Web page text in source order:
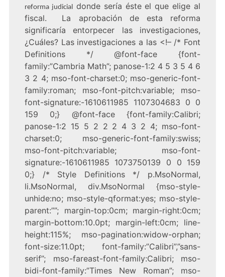
reforma judicialdonde sería éste el que elige al
fiscal. La aprobación de esta reforma
significaría entorpecer las investigaciones,
¿Cuáles? Las investigaciones a las <!– /* Font
Definitions */ @font-face {font-
family:”Cambria Math”; panose-1:2 4 5 3 5 4 6
3 2 4; mso-font-charset:0; mso-generic-font-
family:roman; mso-font-pitch:variable; mso-
font-signature:-1610611985 1107304683 0 0
159 0;} @font-face {font-family:Calibri;
panose-1:2 15 5 2 2 2 4 3 2 4; mso-font-
charset:0; mso-generic-font-family:swiss;
mso-font-pitch:variable; mso-font-
signature:-1610611985 1073750139 0 0 159
0;} /* Style Definitions */ p.MsoNormal,
li.MsoNormal, div.MsoNormal {mso-style-
unhide:no; mso-style-qformat:yes; mso-style-
parent:””; margin-top:0cm; margin-right:0cm;
margin-bottom:10.0pt; margin-left:0cm; line-
height:115%; mso-pagination:widow-orphan;
font-size:11.0pt; font-family:”Calibri”,”sans-
serif”; mso-fareast-font-family:Calibri; mso-
bidi-font-family:”Times New Roman”; mso-